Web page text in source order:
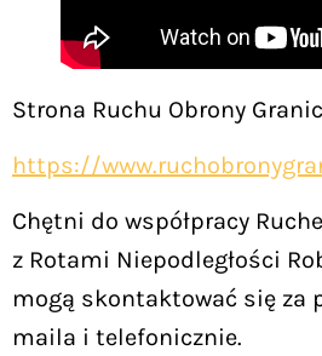
Strona Ruchu Obrony Granic
https://
Chętni do współpracy
z Rotami Niepodległości
mogą skontaktować się za
maila i telefonicznie.